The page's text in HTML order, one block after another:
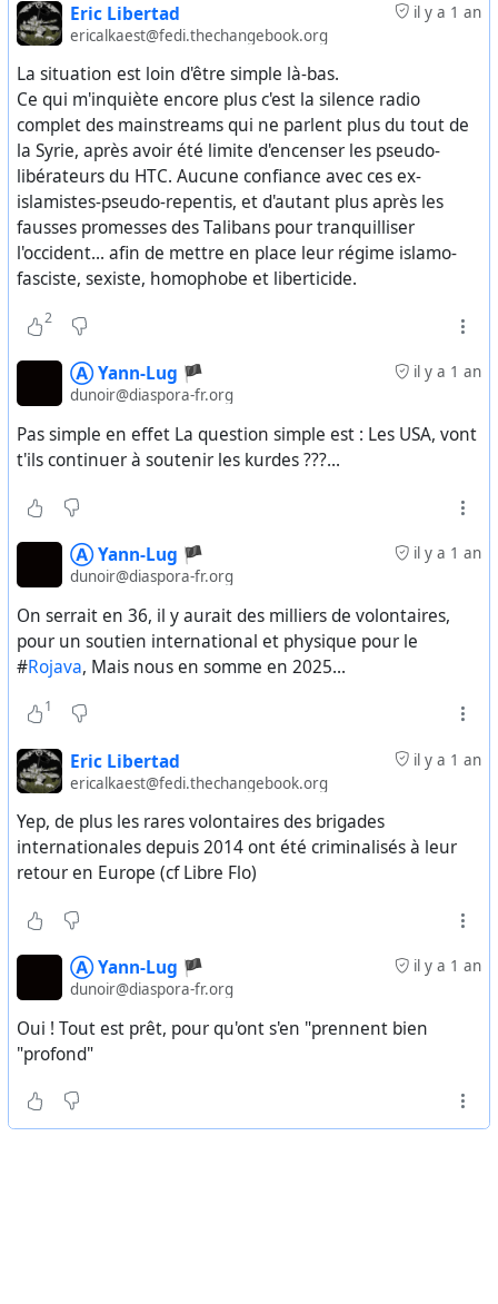
il y a 1 an
Eric Libertad
ericalkaest@fedi.thechangebook.org
La situation est loin d'être simple là-bas.
Ce qui m'inquiète encore plus c'est la silence radio
complet des mainstreams qui ne parlent plus du tout de
la Syrie, après avoir été limite d'encenser les pseudo-
libérateurs du HTC. Aucune confiance avec ces ex-
islamistes-pseudo-repentis, et d'autant plus après les
fausses promesses des Talibans pour tranquilliser
l'occident... afin de mettre en place leur régime islamo-
fasciste, sexiste, homophobe et liberticide.
2
il y a 1 an
Ⓐ Yann-Lug 🏴
dunoir@diaspora-fr.org
Pas simple en effet La question simple est : Les USA, vont
t'ils continuer à soutenir les kurdes ???...
il y a 1 an
Ⓐ Yann-Lug 🏴
dunoir@diaspora-fr.org
On serrait en 36, il y aurait des milliers de volontaires,
pour un soutien international et physique pour le
#Rojava, Mais nous en somme en 2025...
1
il y a 1 an
Eric Libertad
ericalkaest@fedi.thechangebook.org
Yep, de plus les rares volontaires des brigades
internationales depuis 2014 ont été criminalisés à leur
retour en Europe (cf Libre Flo)
il y a 1 an
Ⓐ Yann-Lug 🏴
dunoir@diaspora-fr.org
Oui ! Tout est prêt, pour qu'ont s'en "prennent bien
"profond"